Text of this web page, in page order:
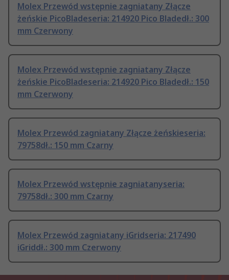
Molex Przewód wstępnie zagniatany Złącze
żeńskie PicoBladeseria: 214920 Pico Bladedł.: 300
mm Czerwony
Molex Przewód wstępnie zagniatany Złącze
żeńskie PicoBladeseria: 214920 Pico Bladedł.: 150
mm Czerwony
Molex Przewód zagniatany Złącze żeńskieseria:
79758dł.: 150 mm Czarny
Molex Przewód wstępnie zagniatanyseria:
79758dł.: 300 mm Czarny
Molex Przewód zagniatany iGridseria: 217490
iGriddł.: 300 mm Czerwony